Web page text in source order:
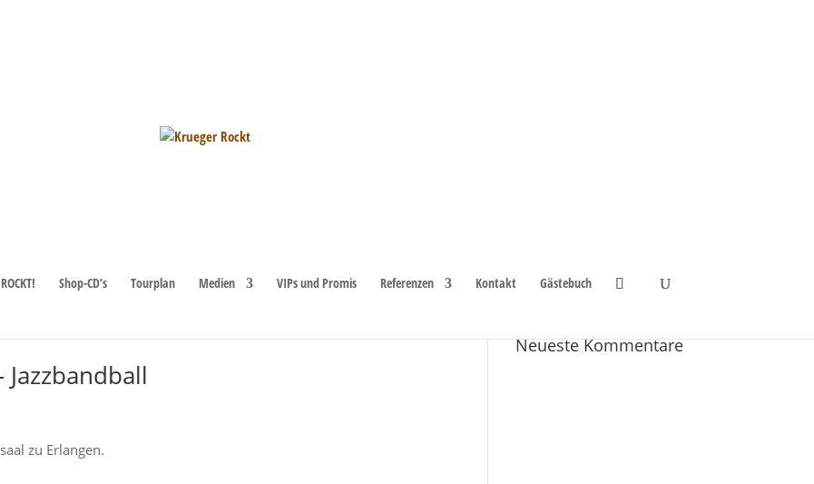
Shop-CD’s Tourplan Medien VIPs und Promis Referenzen Kontakt Gästebuch
zu Erlangen.
Newsletter Abmeldung
Neueste Kommentare